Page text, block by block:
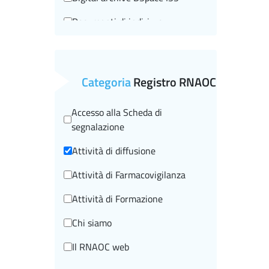
Documenti di indirizzo
Historical-scientific heritage
I beni storico-scientifici
CategoriaRegistro RNAOC
Accesso alla Scheda di
segnalazione
Attività di diffusione
Attività di Farmacovigilanza
Attività di Formazione
Chi siamo
Il RNAOC web